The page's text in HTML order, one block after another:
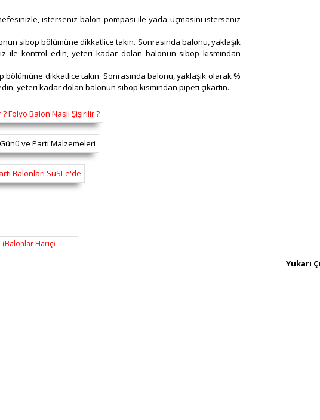
isterseniz balon pompası ile yada uçmasını isterseniz
sibop bölümüne dikkatlice takın. Sonrasında balonu, yaklaşık
ile kontrol edin, yeteri kadar dolan balonun sibop kısmından
dikkatlice takın. Sonrasında balonu, yaklaşık olarak %
yeteri kadar dolan balonun sibop kısmından pipeti çıkartın.
yetersiz gördüğünüz noktaları öneri formunu
Yukarı